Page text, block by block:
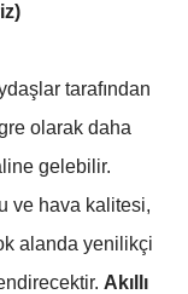
tarafından
olarak daha
gelebilir.
ve hava kalitesi,
alanda yenilikçi
Akıllı